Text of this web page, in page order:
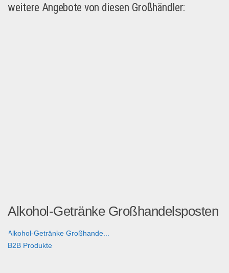
weitere Angebote von diesen Großhändler:
Alkohol-Getränke Großhandelsposten
Alkohol-Getränke Großhande...
B2B Produkte